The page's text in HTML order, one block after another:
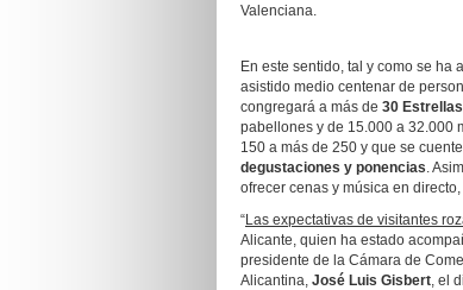
Valenciana.
En este sentido, tal y como se
asistido medio centenar de
congregará a más de 30
pabellones y de 15.000 a 32.000
150 a más de 250 y que se
degustaciones y ponencias.
ofrecer cenas y música en
“Las expectativas de visitantes
Alicante, quien ha estado
presidente de la Cámara de
Alicantina, José Luis Gisbert, el